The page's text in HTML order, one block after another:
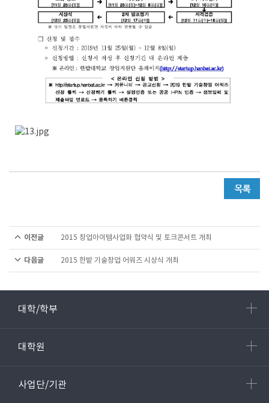
이전글 2015 창업아이템사업화 협약식 및 토크콘서트 개최
다음글 2015 한밭 기술창업 어워즈 시상식 개최
대학/학부
대학원
사업단/기관